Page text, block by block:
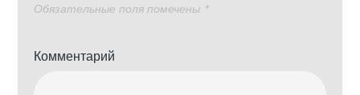
Обязательные поля помечены *
Комментарий